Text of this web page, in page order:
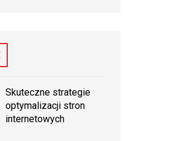
Skuteczne strategie
optymalizacji stron
internetowych